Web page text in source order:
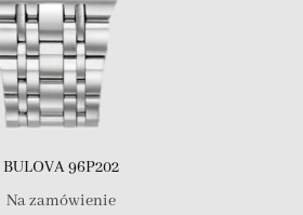
BULOVA 96P202
Na zamówienie